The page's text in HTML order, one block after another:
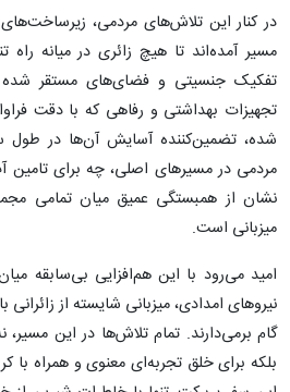
در کنار این تلاش‌های مردمی،
مسیر آمده‌اند تا هیچ زائری در میانه راه
تفکیک جنسیتی و فضای‌های مستقر شده
تجهیزات بهداشتی و رفاهی که با دقت
شده، تضمین‌کننده آسایش آن‌ها در
مردمی در مسیرهای اصلی، چه برای تامین
نشان از همبستگی عمیق میان تمامی
میزبانی است.
امید می‌رود با این هم‌افزایی بی‌سابقه
نیروهای امدادی، میزبانی شایسته از
گام برمی‌دارند. تمام تلاش‌ها در این مسیر،
بلکه برای خلق تجربه‌ای معنوی و همراه با